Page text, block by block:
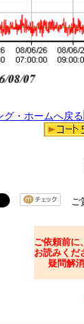
ご
ご依頼前に
お読みくだ
疑問解